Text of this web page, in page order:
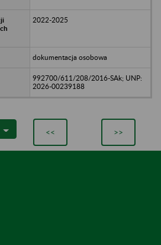
2022-2025
dokumentacja osobowa
992700/611/208/2016-SAk; UNP:
2026-00239188
<< >>